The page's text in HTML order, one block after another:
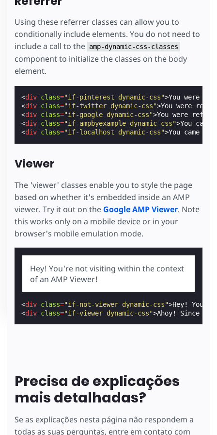
Using these referrer classes can allow you to
conditionally include elements. You do not need to
include a call to the amp-dynamic-css-classes
component to initialize the classes on the body
element.
<div class="if-pinterest dynamic-css">You were
<div class="if-twitter dynamic-css">You were
<div class="if-google dynamic-css">You were
<div class="if-ampbyexample dynamic-css">You
<div class="if-localhost dynamic-css">You came
Viewer
The 'viewer' classes enable you to style the page
based on whether it's embedded inside an AMP
viewer. Try it out on the Google AMP Viewer. Note
this works only on a mobile device or in your
browser's mobile emulation mode.
Hey! You're not visiting within the context
of an AMP Viewer!
<div class="if-not-viewer dynamic-css">Hey!
<div class="if-viewer dynamic-css">Ahoy! Since
Precisa de explicações
mais detalhadas?
Se as explicações nesta página não respondem a
todas as suas perguntas, entre em contato com